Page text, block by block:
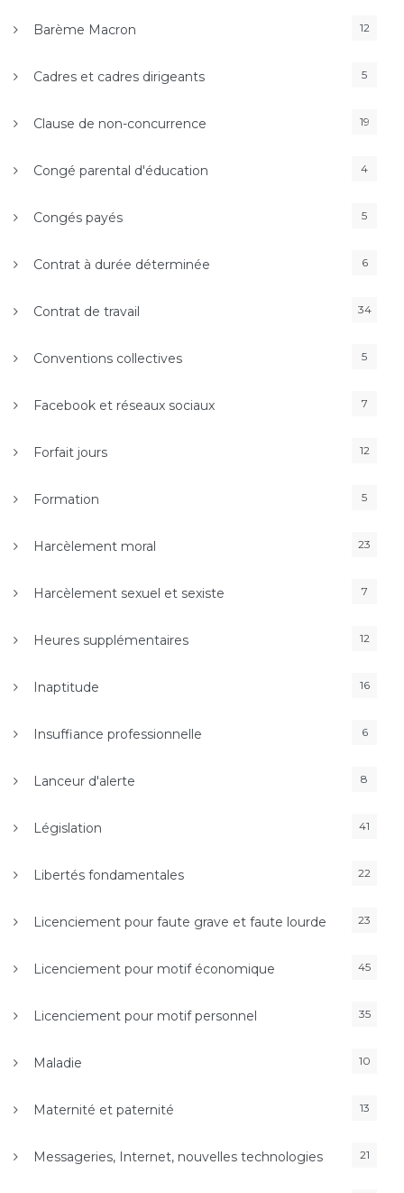
Barème Macron 12
Cadres et cadres dirigeants 5
Clause de non-concurrence 19
Congé parental d'éducation 4
Congés payés 5
Contrat à durée déterminée 6
Contrat de travail 34
Conventions collectives 5
Facebook et réseaux sociaux 7
Forfait jours 12
Formation 5
Harcèlement moral 23
Harcèlement sexuel et sexiste 7
Heures supplémentaires 12
Inaptitude 16
Insuffiance professionnelle 6
Lanceur d'alerte 8
Législation 41
Libertés fondamentales 22
Licenciement pour faute grave et faute lourde 23
Licenciement pour motif économique 45
Licenciement pour motif personnel 35
Maladie 10
Maternité et paternité 13
Messageries, Internet, nouvelles technologies 21